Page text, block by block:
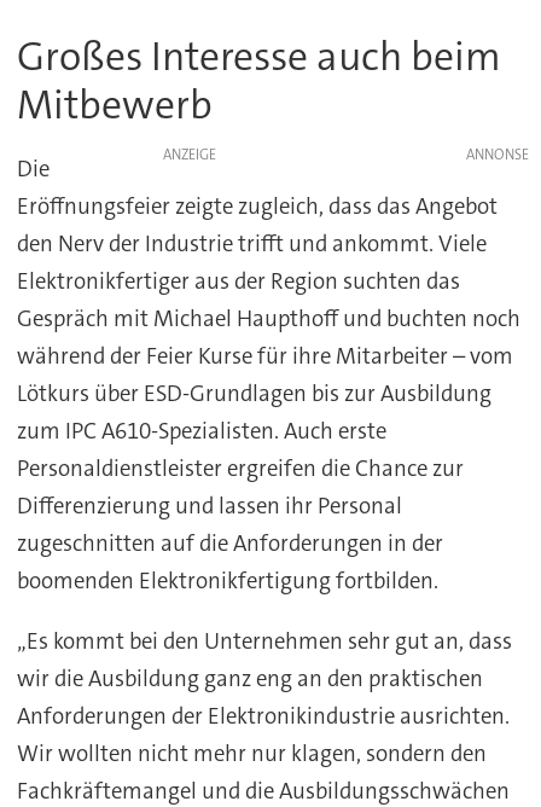
Großes Interesse auch beim
Mitbewerb
ANZEIGE
Die
Eröffnungsfeier zeigte zugleich, dass das Angebot
den Nerv der Industrie trifft und ankommt. Viele
Elektronikfertiger aus der Region suchten das
Gespräch mit Michael Haupthoff und buchten noch
während der Feier Kurse für ihre Mitarbeiter – vom
Lötkurs über ESD-Grundlagen bis zur Ausbildung
zum IPC A610-Spezialisten. Auch erste
Personaldienstleister ergreifen die Chance zur
Differenzierung und lassen ihr Personal
zugeschnitten auf die Anforderungen in der
boomenden Elektronikfertigung fortbilden.
„Es kommt bei den Unternehmen sehr gut an, dass
wir die Ausbildung ganz eng an den praktischen
Anforderungen der Elektronikindustrie ausrichten.
Wir wollten nicht mehr nur klagen, sondern den
Fachkräftemangel und die Ausbildungsschwächen